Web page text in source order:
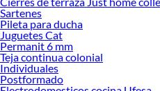
Sartenes
Pileta para ducha
Juguetes Cat
Permanit 6 mm
Teja continua colonial
Individuales
Postformado